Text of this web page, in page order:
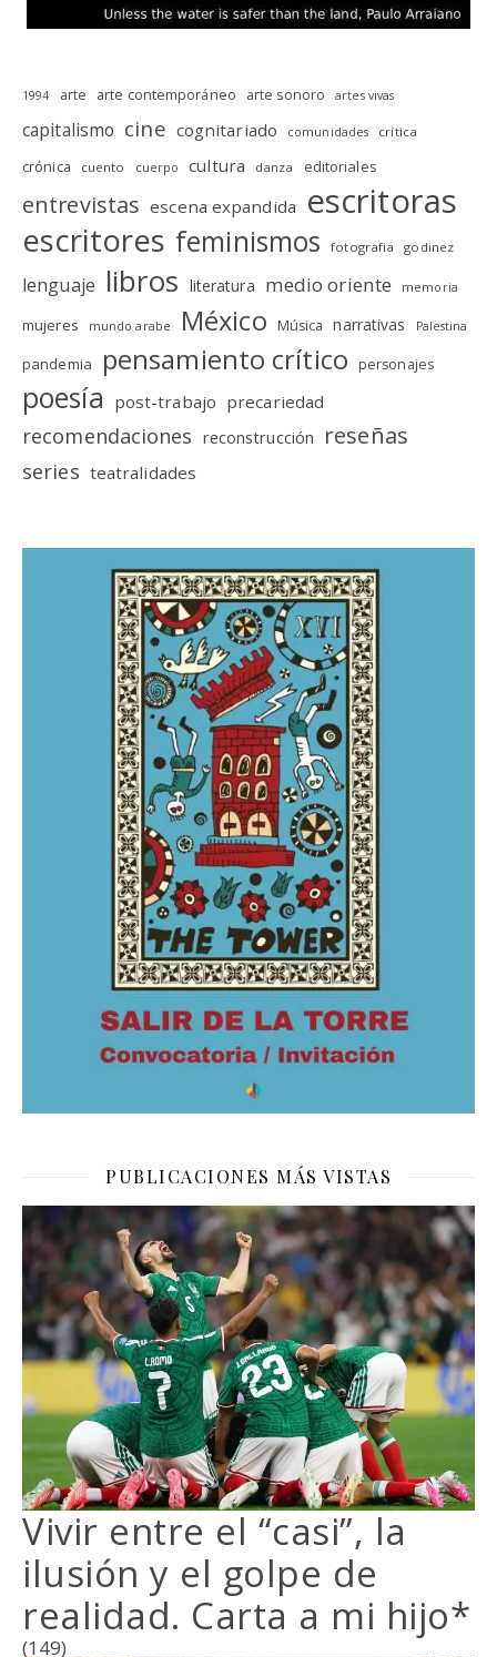
1994 arte arte contemporáneo arte sonoro artes vivas
capitalismo cine cognitariado comunidades crítica
crónica cuento cuerpo cultura danza editoriales
entrevistas escena expandida escritoras
escritores feminismos fotografia godinez
lenguaje libros literatura medio oriente memoria
mujeres mundo arabe México Música narrativas Palestina
pandemia pensamiento crítico personajes
poesía post-trabajo precariedad
recomendaciones reconstrucción reseñas
series teatralidades
PUBLICACIONES MÁS VISTAS
Vivir entre el “casi”, la
ilusión y el golpe de
realidad. Carta a mi hijo*
(149)